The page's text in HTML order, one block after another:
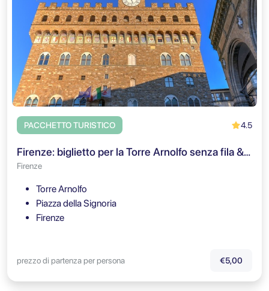
PACCHETTO TURISTICO 4.5
Firenze: biglietto per la Torre Arnolfo senza fila & tour audio
Firenze
Torre Arnolfo
Piazza della Signoria
Firenze
prezzo di partenza per persona €5,00